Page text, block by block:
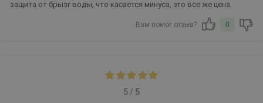
защита от брызг воды, что касается минуса, это все же цена.
Вам помог отзыв? 0
5 / 5